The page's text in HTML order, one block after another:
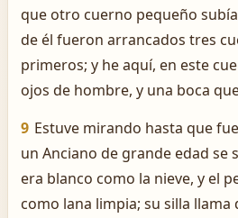
que otro cuerno pequeño
de él fueron arrancados tres
primeros; y he aquí, en este
ojos de hombre, y una boca
9 Estuve mirando hasta que
un Anciano de grande edad se
era blanco como la nieve, y el
como lana limpia; su silla llama